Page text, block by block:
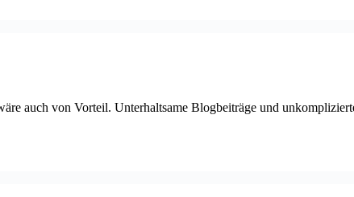
auch von Vorteil. Unterhaltsame Blogbeiträge und